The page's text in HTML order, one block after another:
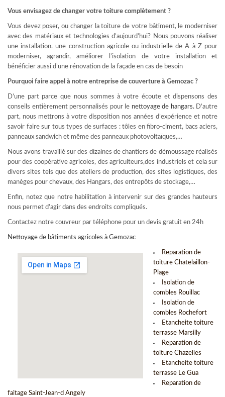
Vous envisagez de changer votre toiture complètement ?
Vous devez poser, ou changer la toiture de votre bâtiment, le moderniser
avec des matériaux et technologies d’aujourd’hui? Nous pouvons réaliser
une installation. une construction agricole ou industrielle de A à Z pour
moderniser, agrandir, améliorer l’isolation de votre installation et
bénéficier aussi d’une rénovation de la façade en cas de besoin
Pourquoi faire appel à notre entreprise de couverture à Gemozac ?
D’une part parce que nous sommes à votre écoute et dispensons des
conseils entièrement personnalisés pour le nettoyage de hangars.D’autre
part, nous mettrons à votre disposition nos années d’expérience et notre
savoir faire sur tous types de surfaces : tôles en fibro-ciment, bacs aciers,
panneaux sandwich et même des panneaux photovoltaïques,…
Nous avons travaillé sur des dizaines de chantiers de démoussage réalisés
pour des coopérative agricoles, des agriculteurs,des industriels et cela sur
divers sites tels que des ateliers de production, des sites logistiques, des
manèges pour chevaux, des Hangars, des entrepôts de stockage,…
Enfin, notez que notre habilitation à intervenir sur des grandes hauteurs
nous permet d’agir dans des endroits compliqués.
Contactez notre couvreur par téléphone pour un devis gratuit en 24h
Nettoyage de bâtiments agricoles à Gemozac
Reparation de
toiture Chatelaillon-
Plage
Isolation de
combles Rouillac
Isolation de
combles Rochefort
Etancheite toiture
terrasse Marsilly
Reparation de
toiture Chazelles
Etancheite toiture
terrasse Le Gua
Reparation de
faitage Saint-Jean-d Angely